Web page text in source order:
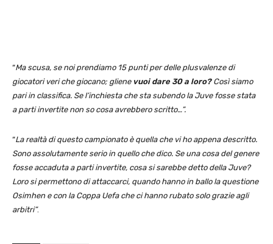
“Ma scusa, se noi prendiamo 15 punti per delle plusvalenze di
giocatori veri che giocano; gliene vuoi dare 30 a loro?Così siamo
pari in classifica. Se l’inchiesta che sta subendo la Juve fosse stata
a parti invertite non so cosa avrebbero scritto…”.
“La realtà di questo campionato è quella che vi ho appena descritto.
Sono assolutamente serio in quello che dico. Se una cosa del genere
fosse accaduta a parti invertite, cosa si sarebbe detto della Juve?
Loro si permettono di attaccarci, quando hanno in ballo la questione
Osimhen e con la Coppa Uefa che ci hanno rubato solo grazie agli
arbitri”.